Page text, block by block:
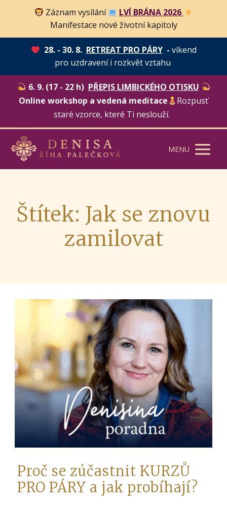
Záznam vysílání
LVÍ BRÁNA 2026
Manifestace nové životní kapitoly
28. - 30. 8. RETREAT PRO PÁRY- víkend
pro uzdravení i rozkvět vztahu
6. 9. (17 - 22 h) PŘEPIS LIMBICKÉHO OTISKU
Online workshop a vedená meditace
Rozpusť
staré vzorce, které Ti neslouží.
MENU
Štítek: Jak se znovu
zamilovat
Proč se zúčastnit KURZŮ
PRO PÁRY a jak probíhají?